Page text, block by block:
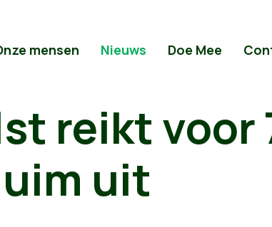
mensen Nieuws Doe Mee
reikt voor
uit